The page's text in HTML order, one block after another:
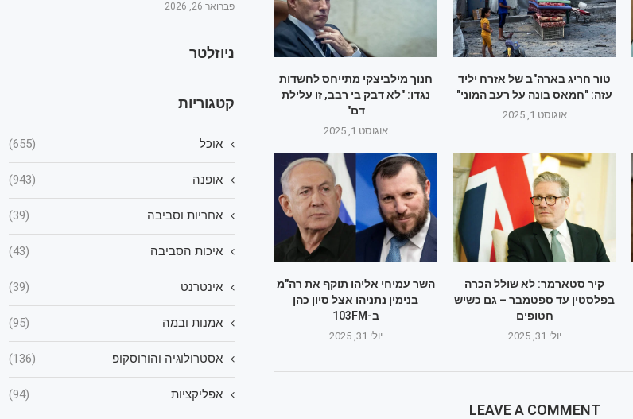
חנוך מילביצקי מתייחס לחשדות
נגדו: "לא דבק בי רבב, זו עלילת
דם"
אוגוסט 1, 2025
טור חריג בארה"ב של אזרח יליד
עזה: "חמאס בונה על רעב המוני"
אוגוסט 1, 2025
השר עמיחי אליהו תוקף את רה"מ
בנימין נתניהו אצל סיון כהן
ב-103FM
יולי 31, 2025
קיר סטארמר: לא שולל הכרה
בפלסטין עד ספטמבר – גם כשיש
חטופים
יולי 31, 2025
LEAVE A COMMENT
פברואר 26, 2026
ניוזלטר
קטגוריות
אוכל (655)
אופנה (943)
אחריות וסביבה (39)
איכות הסביבה (43)
אינטרנט (39)
אמנות ובמה (95)
אסטרולוגיה והורוסקופ (136)
אפליקציות (94)